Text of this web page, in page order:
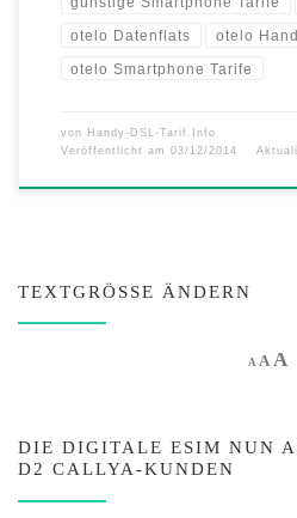
otelo Datenflats otelo
otelo Smartphone Tarife
von Handy-DSL-Tarif.Info
Veröffentlicht am 03/12/2014
TEXTGRÖSSE ÄNDERN
A A A
DIE DIGITALE ESIM NUN
D2 CALLYA-KUNDEN